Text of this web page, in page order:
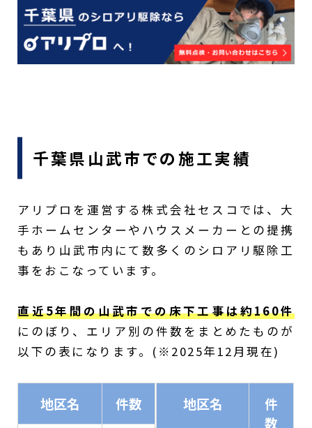
千葉県山武市での施工実績
アリプロを運営する株式会社セスコでは、大
手ホームセンターやハウスメーカーとの提携
もあり山武市内にて数多くのシロアリ駆除工
事をおこなっています。
直近5年間の山武市での床下工事は約160件
にのぼり、エリア別の件数をまとめたものが
以下の表になります。(※2025年12月現在)
地区名 件数 地区名
件
数